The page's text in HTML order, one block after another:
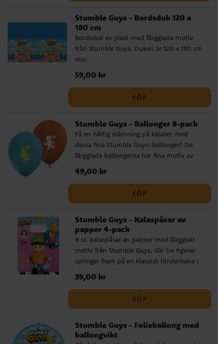
Stumble Guys - Bordsduk 120 x
180 cm
Bordsduk av plast med färgglada motiv
från Stumble Guys. Duken är 120 x 180 cm
stor.
Pris:59,00 kr
59,00 kr
KÖP
Stumble Guys - Ballonger 8-pack
Få en härlig stämning på kalaset med
dessa fina Stumble Guys-ballonger! De
färgglada ballongerna har fina motiv av
karaktärer från spelet, en rolig dekoration
som gör barnkalaset extra festligt.
Ballongerna blir ca 30 cm i diameter
uppblåsta och kan fyllas med både luft och
rekommenderar vi att använda en
ballongpump.
Pris :49,00 kr
49,00 kr
KÖP
Stumble Guys - Kalaspåsar av
papper 4-pack
4 st. kalaspåsar av papper med färgglatt
motiv från Stumble Guys, där tre figurer
springer fram på en klassisk hinderbana i
spelets lekfulla stil. Perfekta att fylla med
godis, små leksaker eller roliga
hem efter kalaset. ✔️ Storlek: ca 22 x 13 cm
certifierat papper
Pris:39,00 kr
39,00 kr
KÖP
Stumble Guys - Folieballong med
ballongvikt